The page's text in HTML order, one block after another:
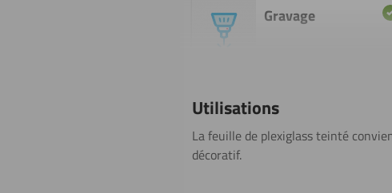
Gravage
Perçage
Utilisations
La feuille de plexiglass teinté
décoratif.